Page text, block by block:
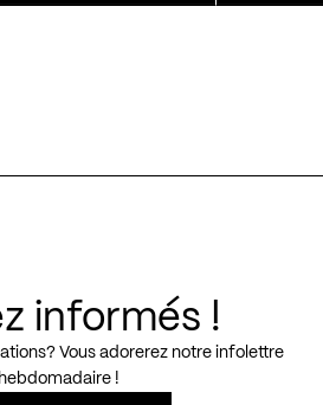
informés !
Vous adorerez notre infolettre
hebdomadaire !